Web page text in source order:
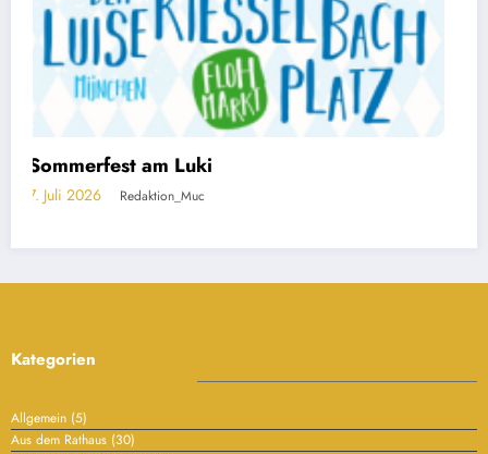
Kategorien
Aus den Bürgerinitiativen(8)
Aus den Stadtteilen
(2)
Kultur(3)
Queeres(5)
Sendling-Westpark
Sudetendeutsches Museum(1)